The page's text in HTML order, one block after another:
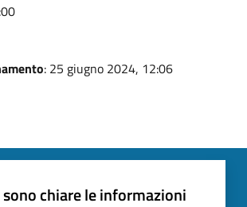
: 25 giugno 2024, 12:06
chiare le informazioni